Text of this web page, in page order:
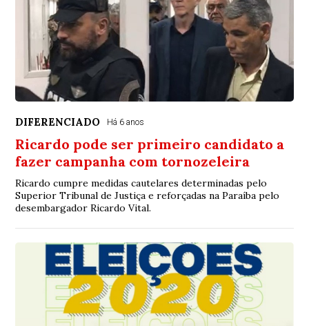
DIFERENCIADO Há 6 anos
Ricardo pode ser primeiro candidato a
fazer campanha com tornozeleira
Ricardo cumpre medidas cautelares determinadas pelo
Superior Tribunal de Justiça e reforçadas na Paraíba pelo
desembargador Ricardo Vital.